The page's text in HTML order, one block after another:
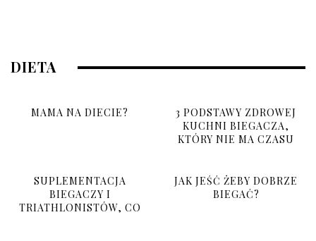
DIETA
MAMA NA DIECIE?
3 PODSTAWY ZDROWEJ
KUCHNI BIEGACZA,
KTÓRY NIE MA CZASU
SUPLEMENTACJA
BIEGACZY I
TRIATHLONISTÓW, CO
JAK JEŚĆ ŻEBY DOBRZE
BIEGAĆ?